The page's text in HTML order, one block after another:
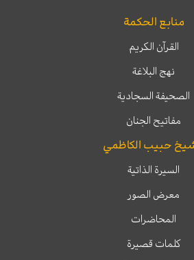
منابع الحكمة
القرآن الكريم
نهج البلاغة
الصحيفة السجادية
مفاتيح الجنان
حبيب الكاظمي
السيرة الذاتية
معرض الصور
المحاضرات
كلمات قصيرة